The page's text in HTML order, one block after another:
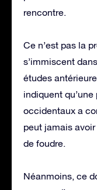
rencontre.
Ce n’est pas la
s’immiscent
études
indiquent
occidentaux a
peut jamais
de foudre.
Néanmoins, ce